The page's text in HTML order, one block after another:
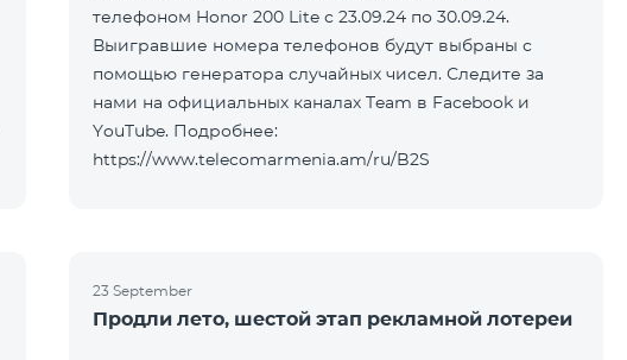
телефоном Honor 200 Lite с 23.09.24 по 30.09.24.
Выигравшие номера телефонов будут выбраны с
помощью генератора случайных чисел. Следите за
нами на официальных каналах Team в Facebook и
YouTube. Подробнее:
https://www.telecomarmenia.am/ru/B2S
23 September
Продли лето, шестой этап рекламной лотереи